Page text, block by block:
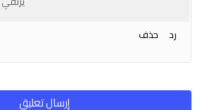
رد
حذف
إرسال تعليق